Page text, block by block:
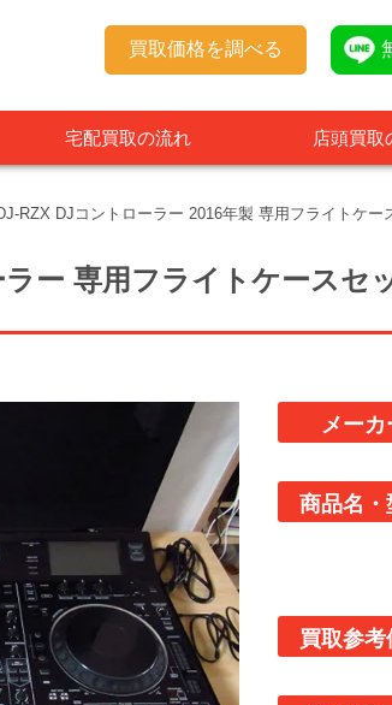
買取価格を調べる
宅配買取の流れ 店頭買取
RZX DJコントローラー 2016年製 専用フライトケー
ー 専用フライトケースセ
メーカ
商品名・
買取参考